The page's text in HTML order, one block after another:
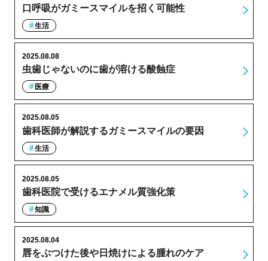
口呼吸がガミースマイルを招く可能性
生活
虫歯じゃないのに歯が溶ける酸蝕症
2025.08.08
医療
歯科医師が解説するガミースマイルの要因
2025.08.05
生活
歯科医院で受けるエナメル質強化策
2025.08.05
知識
唇をぶつけた後や日焼けによる腫れのケア
2025.08.04